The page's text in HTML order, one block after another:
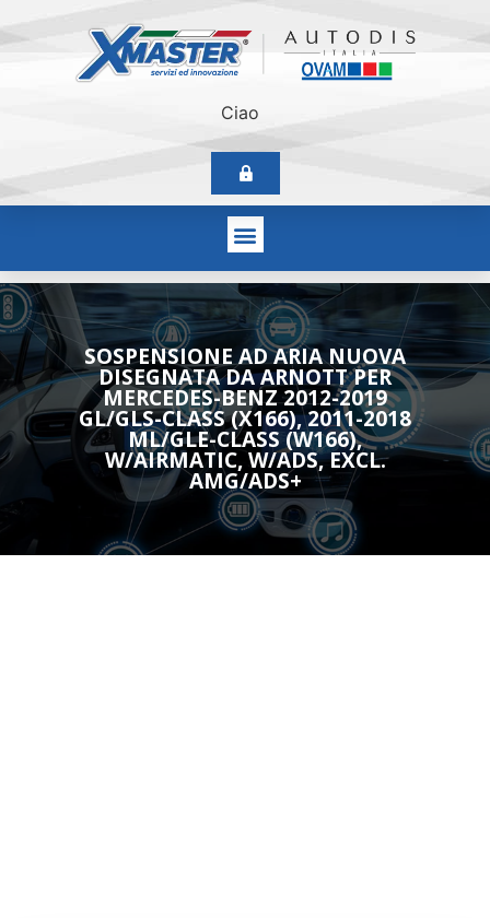
Ciao
SOSPENSIONE AD ARIA NUOVA
DISEGNATA DA ARNOTT PER
MERCEDES-BENZ 2012-2019
GL/GLS-CLASS (X166), 2011-2018
ML/GLE-CLASS (W166),
W/AIRMATIC, W/ADS, EXCL.
AMG/ADS+